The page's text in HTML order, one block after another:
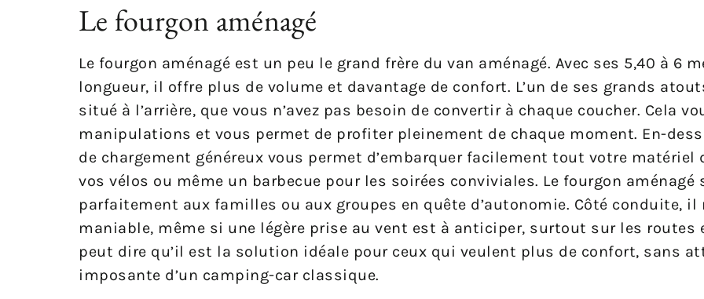
Le fourgon aménagé
Le fourgon aménagé est un peu le grand frère du van aménagé. Avec ses 5,40 à 6
longueur, il offre plus de volume et davantage de confort. L’un de ses grands
situé à l’arrière, que vous n’avez pas besoin de convertir à chaque coucher. Cela
manipulations et vous permet de profiter pleinement de chaque moment. En-
de chargement généreux vous permet d’embarquer facilement tout votre matériel
vos vélos ou même un barbecue pour les soirées conviviales. Le fourgon aménagé
parfaitement aux familles ou aux groupes en quête d’autonomie. Côté conduite, il
maniable, même si une légère prise au vent est à anticiper, surtout sur les routes
peut dire qu’il est la solution idéale pour ceux qui veulent plus de confort, sans
imposante d’un camping-car classique.